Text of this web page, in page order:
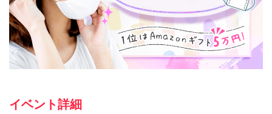
イベント詳細